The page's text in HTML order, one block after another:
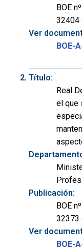
BOE
32404
Ver
BOE-
Título:
Real
el que
Publicación:
BOE
32373
Ver
BOE-